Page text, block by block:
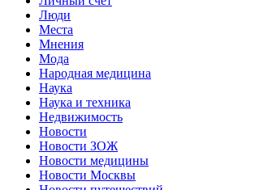
Люди
Места
Мнения
Мода
Народная медицина
Наука
Наука и техника
Недвижимость
Новости
Новости ЗОЖ
Новости медицины
Новости Москвы